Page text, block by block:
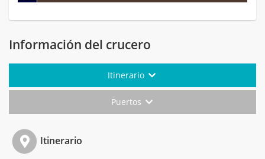
Información del crucero
Itinerario
Puertos
Itinerario